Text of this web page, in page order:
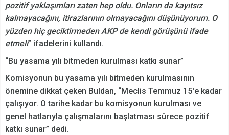
pozitif yaklaşımları zaten hep oldu. Onların da kayıtsız
kalmayacağını, itirazlarının olmayacağını düşünüyorum. O
yüzden hiç geciktirmeden AKP de kendi görüşünü ifade
etmeli” ifadelerini kullandı.
“Bu yasama yılı bitmeden kurulması katkı sunar”
Komisyonun bu yasama yılı bitmeden kurulmasının
önemine dikkat çeken Buldan, “Meclis Temmuz 15'e kadar
çalışıyor. O tarihe kadar bu komisyonun kurulması ve
genel hatlarıyla çalışmalarını başlatması sürece pozitif
katkı sunar” dedi.